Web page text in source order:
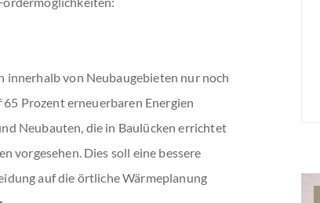
innerhalb von Neubaugebieten nur noch
Prozent erneuerbaren Energien
Neubauten, die in Baulücken errichtet
vorgesehen. Dies soll eine bessere
auf die örtliche Wärmeplanung